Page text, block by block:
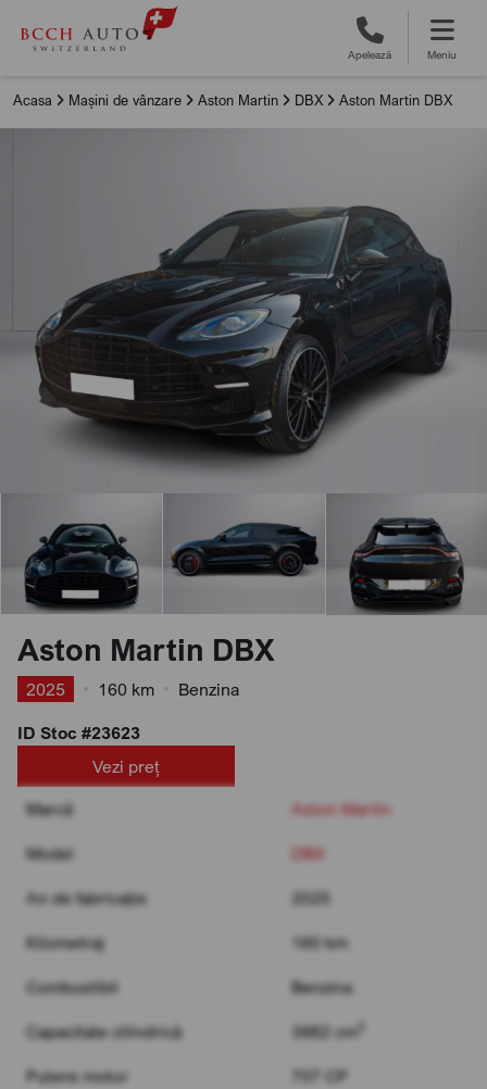
Apelează Meniu
Acasa Mașini de vânzare Aston Martin DBX Aston Martin DBX
Aston Martin DBX
2025 160 km
Benzina
ID Stoc #23623
Vezi preț
Marcă
Aston Martin
Model DBX
An de fabricație 2025
Kilometraj 160 km
Combustibil Benzina
Capacitate cilindrică 3982 cm
Putere motor 707 CP